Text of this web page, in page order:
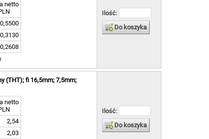
netto
0,5500
0,3130
0,2608
Ilość:
Do koszyka
(THT); fi 16,5mm; 7,5mm;
netto
2,54
2,03
Ilość:
Do koszyka